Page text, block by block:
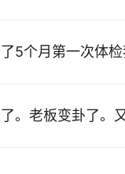
5个月第一次体
。老板变卦了。